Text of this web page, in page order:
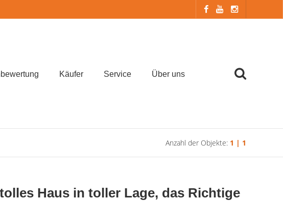
Käufer Service Über uns
Anzahl der Objekte: 1 | 1
Haus in toller Lage, das Richtige